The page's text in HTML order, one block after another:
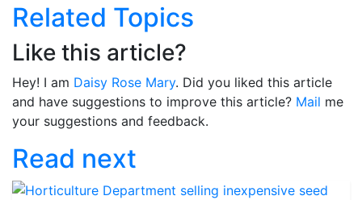
Related Topics
Like this article?
Hey! I am Daisy Rose Mary. Did you liked this article
and have suggestions to improve this article? Mail me
your suggestions and feedback.
Read next